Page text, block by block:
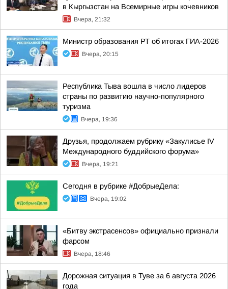
в Кыргызстан на Всемирные игры кочевников
Вчера, 21:32
Министр образования РТ об итогах ГИА-2026
Вчера, 20:15
Республика Тыва вошла в число лидеров
страны по развитию научно-популярного
туризма
Вчера, 19:36
Друзья, продолжаем рубрику «Закулисье IV
Международного буддийского форума»
Вчера, 19:21
Сегодня в рубрике #ДобрыеДела:
Вчера, 19:02
«Битву экстрасенсов» официально признали
фарсом
Вчера, 18:46
Дорожная ситуация в Туве за 6 августа 2026
года